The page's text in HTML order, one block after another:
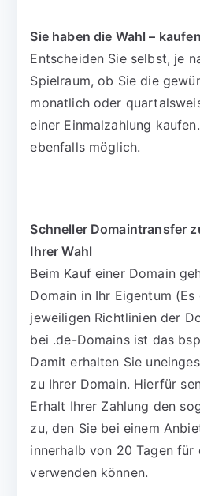
Sie haben die Wahl –
Entscheiden Sie selbst, je
Spielraum, ob Sie die
monatlich oder
einer Einmalzahlung
ebenfalls möglich.
Schneller Domaintransfer
Ihrer Wahl
Beim Kauf einer Domain
Domain in Ihr Eigentum
jeweiligen Richtlinien der
bei .de-Domains ist das
Damit erhalten Sie
zu Ihrer Domain. Hierfür
Erhalt Ihrer Zahlung den
zu, den Sie bei einem
innerhalb von 20 Tagen für
verwenden können.